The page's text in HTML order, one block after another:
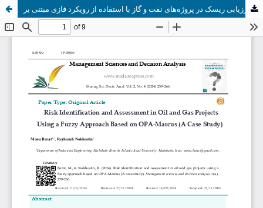
شناسایی و ارزیابی ریسک در پروژه‌های نفت و گاز با استفاده از رویکرد فازی مبتنی بر OPA-مارکوس (یک مطالعه موردی)